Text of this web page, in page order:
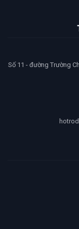
Số 11 - đường Trường